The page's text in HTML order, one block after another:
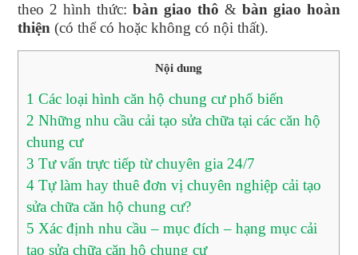
theo 2 hình thức:bàn giao thô & bàn giao hoàn
thiện (có thể có hoặc không có nội thất).
Nội dung
1 Các loại hình căn hộ chung cư phổ biến
2 Những nhu cầu cải tạo sửa chữa tại các căn hộ
chung cư
3 Tư vấn trực tiếp từ chuyên gia 24/7
4 Tự làm hay thuê đơn vị chuyên nghiệp cải tạo
sửa chữa căn hộ chung cư?
5 Xác định nhu cầu – mục đích – hạng mục cải
tạo sửa chữa căn hộ chung cư